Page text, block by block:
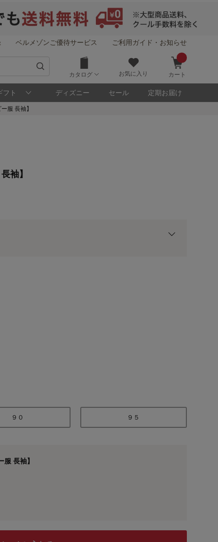
ベルメゾンご優待サービス ご利用ガイド・お知らせ
カタログ お気に入り カート
フト ディズニー セール 定期お届け
服 長袖】
袖】
９０ ９５
長袖】